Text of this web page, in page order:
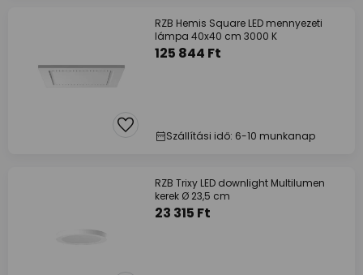
RZB Hemis Square LED mennyezeti
lámpa 40x40 cm 3000 K
125 844 Ft
Szállítási idő: 6-10 munkanap
RZB Trixy LED downlight Multilumen
kerek Ø 23,5 cm
23 315 Ft